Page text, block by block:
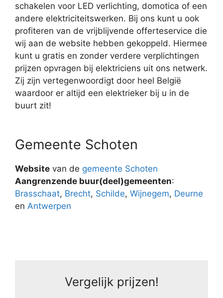
schakelen voor LED verlichting, domotica of een
andere elektriciteitswerken. Bij ons kunt u ook
profiteren van de vrijblijvende offerteservice die
wij aan de website hebben gekoppeld. Hiermee
kunt u gratis en zonder verdere verplichtingen
prijzen opvragen bij elektriciens uit ons netwerk.
Zij zijn vertegenwoordigt door heel België
waardoor er altijd een elektrieker bij u in de
buurt zit!
Gemeente Schoten
Website van de gemeente Schoten
Aangrenzende buur(deel)gemeenten:
Brasschaat, Brecht, Schilde, Wijnegem, Deurne
en Antwerpen
Vergelijk prijzen!